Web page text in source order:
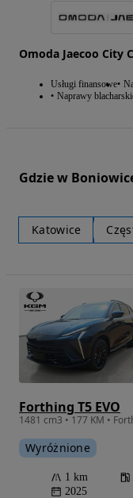
Omoda Jaecoo City
Usługi finansowe
Naprawy
Gdzie w
Katowice
Forthing T5 EVO
1481 cm3 • 177 KM •
Wyróżnione
1 km
2025